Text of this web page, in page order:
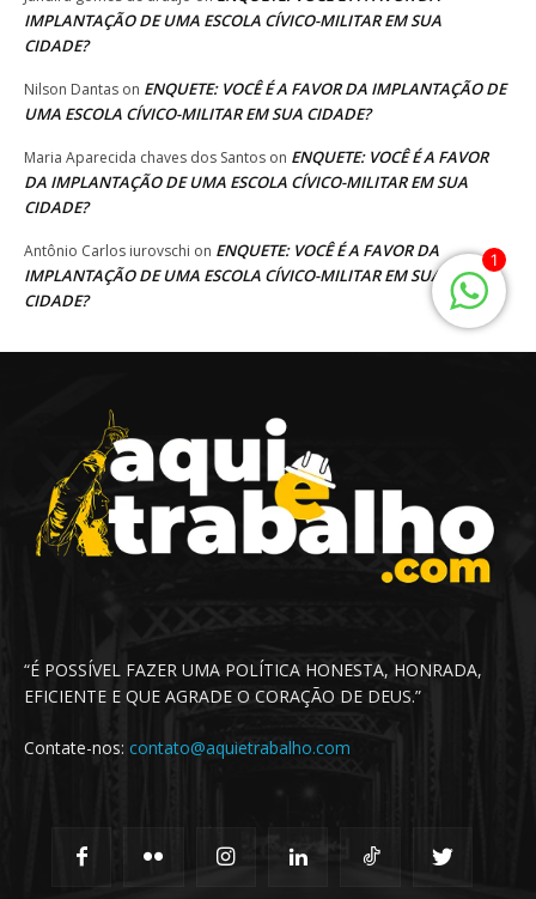
“É POSSÍVEL FAZER UMA POLÍTICA HONESTA, HONRADA,
EFICIENTE E QUE AGRADE O CORAÇÃO DE DEUS.”
Contate-nos: contato@aquietrabalho.com